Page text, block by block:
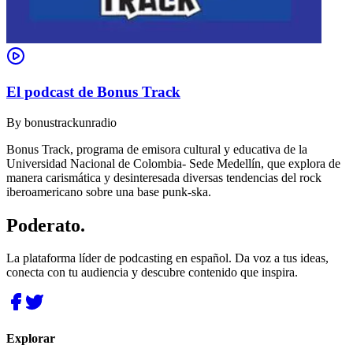
El podcast de Bonus Track
By bonustrackunradio
Bonus Track, programa de emisora cultural y educativa de la
Universidad Nacional de Colombia- Sede Medellín, que explora de
manera carismática y desinteresada diversas tendencias del rock
iberoamericano sobre una base punk-ska.
Poderato.
La plataforma líder de podcasting en español. Da voz a tus ideas,
conecta con tu audiencia y descubre contenido que inspira.
Explorar